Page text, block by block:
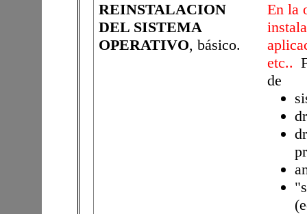
REINSTALACION
DEL SISTEMA
OPERATIVO, básico.
En la
etc..
de